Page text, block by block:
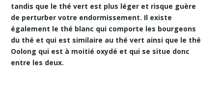
tandis que le thé vert est plus léger et risque guère
de perturber votre endormissement. Il existe
également le thé blanc qui comporte les bourgeons
du thé et qui est similaire au thé vert ainsi que le thé
Oolong qui est à moitié oxydé et qui se situe donc
entre les deux.